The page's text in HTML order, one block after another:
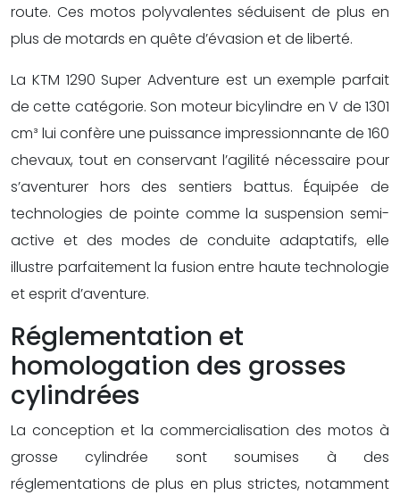
route. Ces motos polyvalentes séduisent de plus en
plus de motards en quête d’évasion et de liberté.
La KTM 1290 Super Adventure est un exemple parfait
de cette catégorie. Son moteur bicylindre en V de 1301
cm³ lui confère une puissance impressionnante de 160
chevaux, tout en conservant l’agilité nécessaire pour
s’aventurer hors des sentiers battus. Équipée de
technologies de pointe comme la suspension semi-
active et des modes de conduite adaptatifs, elle
illustre parfaitement la fusion entre haute technologie
et esprit d’aventure.
Réglementation et
homologation des grosses
cylindrées
La conception et la commercialisation des motos à
grosse cylindrée sont soumises à des
réglementations de plus en plus strictes, notamment